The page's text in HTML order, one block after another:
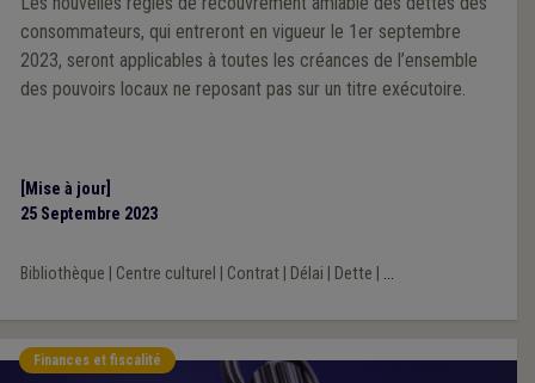
consommateurs, qui entreront en vigueur le 1er septembre
2023, seront applicables à toutes les créances de l’ensemble
des pouvoirs locaux ne reposant pas sur un titre exécutoire.
[Mise à jour]
25 Septembre 2023
Bibliothèque Centre culturel Contrat| Délai Dette ...
Finances et fiscalité